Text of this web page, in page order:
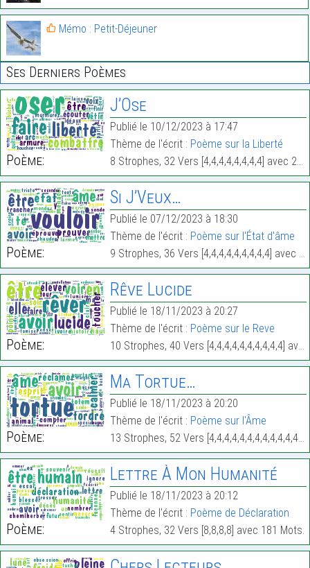
Mémo : Petit-Déjeuner
Ses Derniers Poèmes
Poème:
J’Ose
Publié le 10/12/2023 à 17:47
Thème de l'écrit : Poème sur la Liberté
8 Strophes, 32 Vers [4,4,4,4,4,4,4,4] avec 250 Mots.
Poème:
Si J’Veux…
Publié le 07/12/2023 à 18:30
Thème de l'écrit : Poème sur l'État d'âme
9 Strophes, 36 Vers [4,4,4,4,4,4,4,4,4] avec 306 Mots.
Poème:
Rêve Lucide
Publié le 18/11/2023 à 20:27
Thème de l'écrit : Poème sur le Reve
10 Strophes, 40 Vers [4,4,4,4,4,4,4,4,4,4] avec 314 Mots.
Poème:
Ma Tortue…
Publié le 18/11/2023 à 20:20
Thème de l'écrit : Poème sur l'Âme
13 Strophes, 52 Vers [4,4,4,4,4,4,4,4,4,4,4,4,4] avec 316 Mots.
Poème:
Lettre À Mon Humanité
Publié le 18/11/2023 à 20:12
Thème de l'écrit : Poème de Déclaration
4 Strophes, 32 Vers [8,8,8,8] avec 181 Mots.